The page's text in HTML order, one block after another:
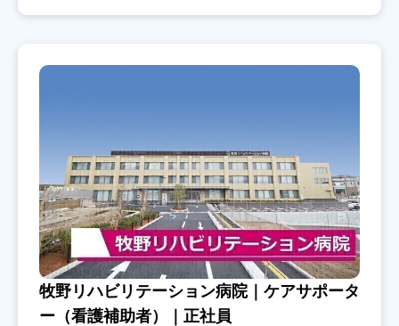
牧野リハビリテーション病院｜ケアサポータ
ー（看護補助者）｜正社員